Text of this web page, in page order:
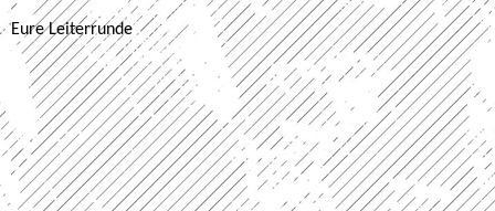
Eure Leiterrunde